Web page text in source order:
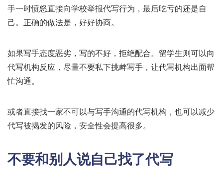
手一时愤怒直接向学校举报代写行为，最后吃亏的还是自
己。正确的做法是，好好协商。
如果写手态度恶劣，写的不好，拒绝配合。留学生则可以向
代写机构反应，尽量不要私下挑衅写手，让代写机构出面帮
忙沟通。
或者直接找一家不可以与写手沟通的代写机构，也可以减少
代写被揭发的风险，安全性会提高很多。
不要和别人说自己找了代写